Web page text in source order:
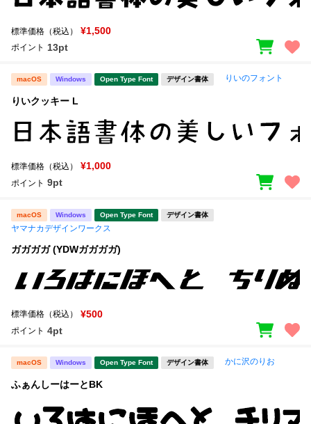
標準価格（税込） ¥1,500
ポイント 13pt
macOS Windows Open Type Font デザイン書体 りいのフォント
りいクッキー L
標準価格（税込） ¥1,000
ポイント 9pt
macOS Windows Open Type Font デザイン書体
ヤマナカデザインワークス
ガガガガ (YDWガガガガ)
標準価格（税込） ¥500
ポイント 4pt
macOS Windows Open Type Font デザイン書体 かに沢のりお
ふぁんしーはーとBK